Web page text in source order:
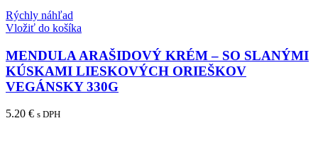
Rýchly náhľad
Vložiť do košíka
MENDULA ARAŠIDOVÝ KRÉM – SO SLANÝMI
KÚSKAMI LIESKOVÝCH ORIEŠKOV
VEGÁNSKY 330G
5.20 € s DPH